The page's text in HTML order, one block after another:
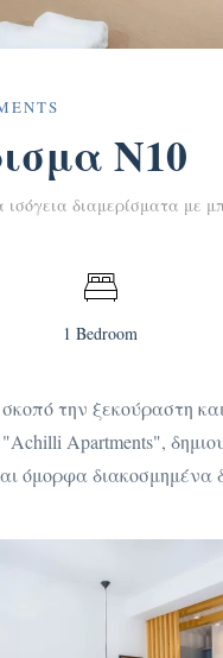
N10
ισόγεια διαμερίσματα με
1 Bedroom
την ξεκούραστη
Apartments",
όμορφα διακοσμημένα